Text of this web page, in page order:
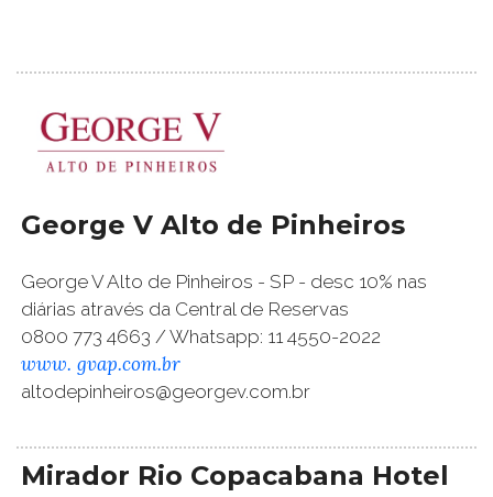
George V Alto de Pinheiros
George V Alto de Pinheiros - SP - desc 10% nas
diárias através da Central de Reservas
0800 773 4663 / Whatsapp: 11 4550-2022
www. gvap.com.br
altodepinheiros@georgev.com.br
Mirador Rio Copacabana Hotel